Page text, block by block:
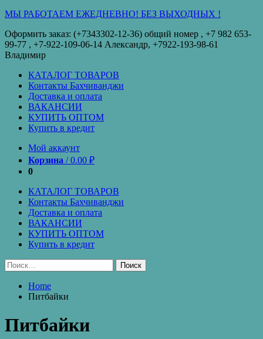
МЫ РАБОТАЕМ ЕЖЕДНЕВНО! БЕЗ ВЫХОДНЫХ !
Оформить заказ: (+7343302-12-36) общий номер , ‪+7 982 653-
99-77‬ , +7-922-109-06-14 Александр, +7922-193-98-61
Владимир
КАТАЛОГ ТОВАРОВ
Контакты Бахчиванджи
Доставка и оплата
ВАКАНСИИ
КУПИТЬ ОПТОМ
Купить в кредит
Мой аккаунт
Корзина /0.00 ₽
0
КАТАЛОГ ТОВАРОВ
Контакты Бахчиванджи
Доставка и оплата
ВАКАНСИИ
КУПИТЬ ОПТОМ
Купить в кредит
Найти:
Home
Питбайки
Питбайки